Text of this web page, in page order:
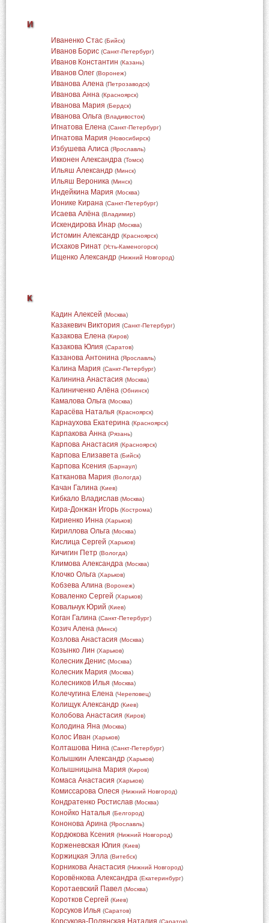
И
Иваненко Стас (Бийск)
Иванов Борис (Санкт-Петербург)
Иванов Константин (Казань)
Иванов Олег (Воронеж)
Иванова Алена (Петрозаводск)
Иванова Анна (Красноярск)
Иванова Мария (Бердск)
Иванова Ольга (Владивосток)
Игнатова Елена (Санкт-Петербург)
Игнатова Мария (Новосибирск)
Избушева Алиса (Ярославль)
Икконен Александра (Томск)
Ильяш Александр (Минск)
Ильяш Вероника (Минск)
Индейкина Мария (Москва)
Ионике Кирана (Санкт-Петербург)
Исаева Алёна (Владимир)
Искендирова Инар (Москва)
Истомин Александр (Красноярск)
Исхаков Ринат (Усть-Каменогорск)
Ищенко Александр (Нижний Новгород)
К
Кадин Алексей (Москва)
Казакевич Виктория (Санкт-Петербург)
Казакова Елена (Киров)
Казакова Юлия (Саратов)
Казанова Антонина (Ярославль)
Калина Мария (Санкт-Петербург)
Калинина Анастасия (Москва)
Калиниченко Алёна (Обнинск)
Камалова Ольга (Москва)
Карасёва Наталья (Красноярск)
Карнаухова Екатерина (Красноярск)
Карпакова Анна (Рязань)
Карпова Анастасия (Красноярск)
Карпова Елизавета (Бийск)
Карпова Ксения (Барнаул)
Катканова Мария (Вологда)
Качан Галина (Киев)
Кибкало Владислав (Москва)
Кира-Донжан Игорь (Кострома)
Кириенко Инна (Харьков)
Кириллова Ольга (Москва)
Кислица Сергей (Харьков)
Кичигин Петр (Вологда)
Климова Александра (Москва)
Клочко Ольга (Харьков)
Кобзева Алина (Воронеж)
Коваленко Сергей (Харьков)
Ковальчук Юрий (Киев)
Коган Галина (Санкт-Петербург)
Козич Алена (Минск)
Козлова Анастасия (Москва)
Козынко Лин (Харьков)
Колесник Денис (Москва)
Колесник Мария (Москва)
Колесников Илья (Москва)
Колечугина Елена (Череповец)
Колищук Александр (Киев)
Колобова Анастасия (Киров)
Колодина Яна (Москва)
Колос Иван (Харьков)
Колташова Нина (Санкт-Петербург)
Колышкин Александр (Харьков)
Колышницына Мария (Киров)
Комаса Анастасия (Харьков)
Комиссарова Олеся (Нижний Новгород)
Кондратенко Ростислав (Москва)
Конойко Наталья (Белгород)
Кононова Арина (Ярославль)
Кордюкова Ксения (Нижний Новгород)
Корженевская Юлия (Киев)
Коржицкая Элла (Витебск)
Корникова Анастасия (Нижний Новгород)
Коровёнкова Александра (Екатеринбург)
Коротаевский Павел (Москва)
Коротков Сергей (Киев)
Корсуков Илья (Саратов)
Корсукова-Полянская Наталия (Саратов)